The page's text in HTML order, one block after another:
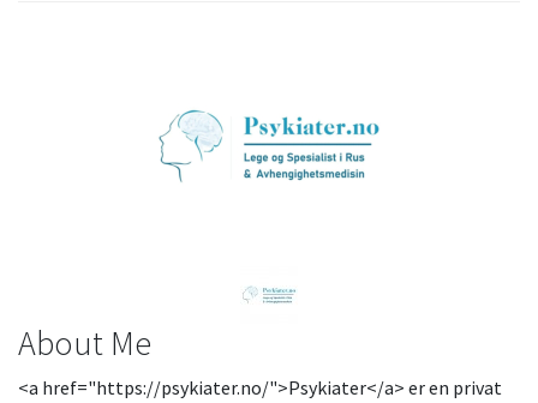
About Me
<a href="https://psykiater.no/">Psykiater</a> er en privat